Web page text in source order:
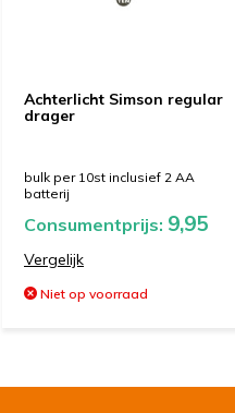
Achterlicht Simson regular
drager
bulk per 10st inclusief 2 AA
batterij
Consumentprijs: 9,95
Vergelijk
Niet op voorraad